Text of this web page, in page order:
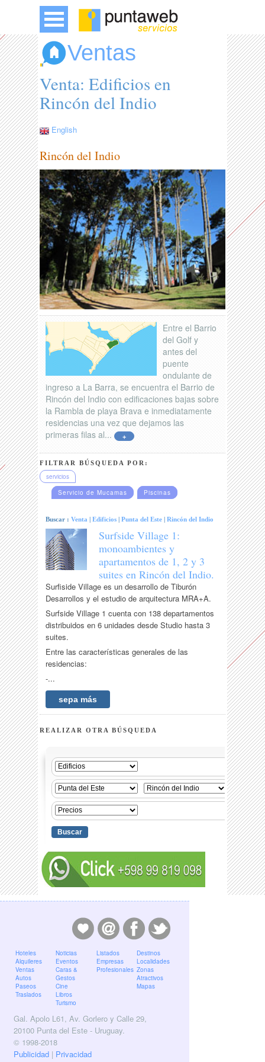
Ventas
Venta: Edificios en
Rincón del Indio
English
Rincón del Indio
Entre el Barrio
del Golf y
antes del
puente
ondulante de
ingreso a La Barra, se encuentra el Barrio de
Rincón del Indio con edificaciones bajas sobre
la Rambla de playa Brava e inmediatamente
residencias una vez que dejamos las
primeras filas al...
+
FILTRAR BÚSQUEDA POR:
servicios
Servicio de Mucamas
Piscinas
Buscar :Venta |Edificios |Punta del Este |Rincón del Indio
Surfside Village 1:
monoambientes y
apartamentos de 1, 2 y 3
suites en Rincón del Indio.
Surfiside Village es un desarrollo de Tiburón
Desarrollos y el estudio de arquitectura MRA+A.
Surfside Village 1 cuenta con 138 departamentos
distribuidos en 6 unidades desde Studio hasta 3
suites.
Entre las características generales de las
residencias:
-...
sepa más
REALIZAR OTRA BÚSQUEDA
Hoteles
Alquileres
Ventas
Autos
Paseos
Traslados
Noticias
Eventos
Caras &
Gestos
Cine
Libros
Turismo
Listados
Empresas
Profesionales
Destinos
Localidades
Zonas
Atractivos
Mapas
Gal. Apolo L61, Av. Gorlero y Calle 29,
20100 Punta del Este - Uruguay.
© 1998-2018
Publicidad| Privacidad